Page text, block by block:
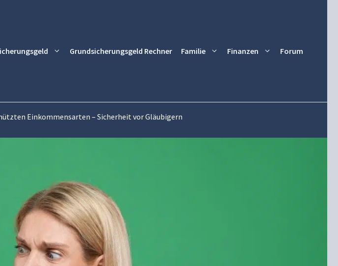
Grundsicherungsgeld Rechner Familie Finanzen Forum
Einkommensarten – Sicherheit vor Gläubigern